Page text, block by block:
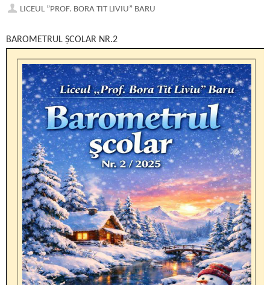
LICEUL ”PROF. BORA TIT LIVIU” BARU
BAROMETRUL ȘCOLAR NR.2